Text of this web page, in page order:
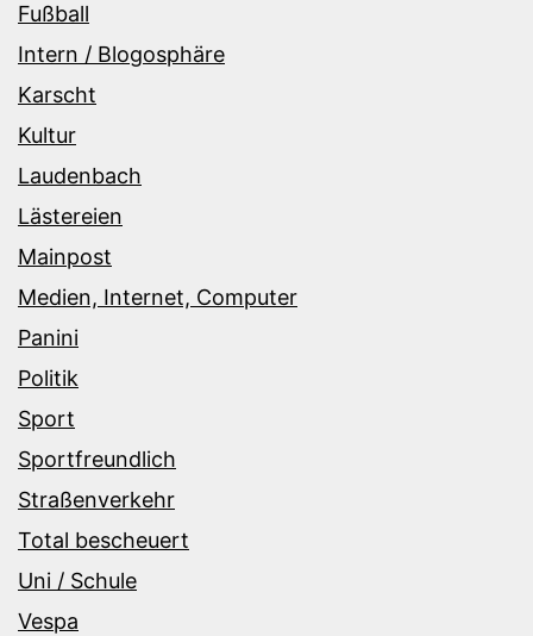
Fußball
Intern / Blogosphäre
Karscht
Kultur
Laudenbach
Lästereien
Mainpost
Medien, Internet, Computer
Panini
Politik
Sport
Sportfreundlich
Straßenverkehr
Total bescheuert
Uni / Schule
Vespa